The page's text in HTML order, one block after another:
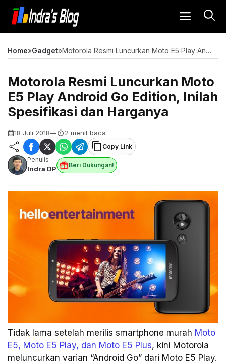
Langsung
isi
MENU
Home»Gadget» Motorola Resmi Luncurkan Moto E5 Play Android Go Edition, Inilah Spesifikasi dan Harganya
Motorola Resmi Luncurkan Moto
E5 Play Android Go Edition, Inilah
Spesifikasi dan Harganya
18 Juli 2018— 2 menit baca
Copy Link
Penulis
Indra DP Beri Dukungan!
Tidak lama setelah merilis smartphone murah Moto
E5, Moto E5 Play, dan Moto E5 Plus, kini Motorola
meluncurkan varian “Android Go” dari Moto E5 Play.